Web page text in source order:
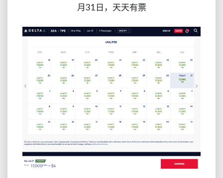
月31日，天天有票